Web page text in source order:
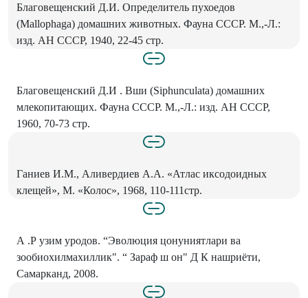
Благовещенский Д.И. Определи­тель пухоедов
(Mallophaga) домаш­них животных. Фауна СССР. М.,-Л.:
изд. АН СССР, 1940, 22-45 стр.
Благовещенский Д.И . Вши (Siphunculata) домашних
млекопита­ющих. Фауна СССР. М.,-Л.: изд. АН СССР,
1960, 70-73 стр.
Ганиев И.М., Аливердиев А.А. «Атлас иксодоидных
клещей», М. «Колос», 1968, 110-111стр.
А .Р узим уродов. “Эволюция цонуниятлари ва
зообиохилмахиллик". “ Зараф ш он" Д К нашриёти,
Самарканд, 2008.